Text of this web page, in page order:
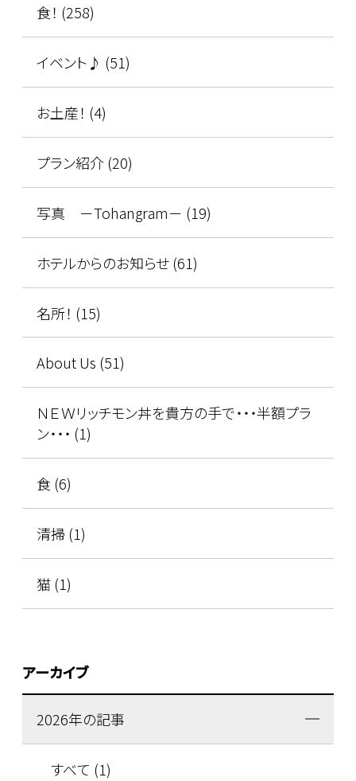
食！ (258)
イベント♪ (51)
お土産！ (4)
プラン紹介 (20)
写真 －Tohangram－ (19)
ホテルからのお知らせ (61)
名所！ (15)
About Us (51)
ＮＥＷリッチモン丼を貴方の手で・・・半額プラ
ン・・・ (1)
食 (6)
清掃 (1)
猫 (1)
アーカイブ
2026年の記事
すべて (1)